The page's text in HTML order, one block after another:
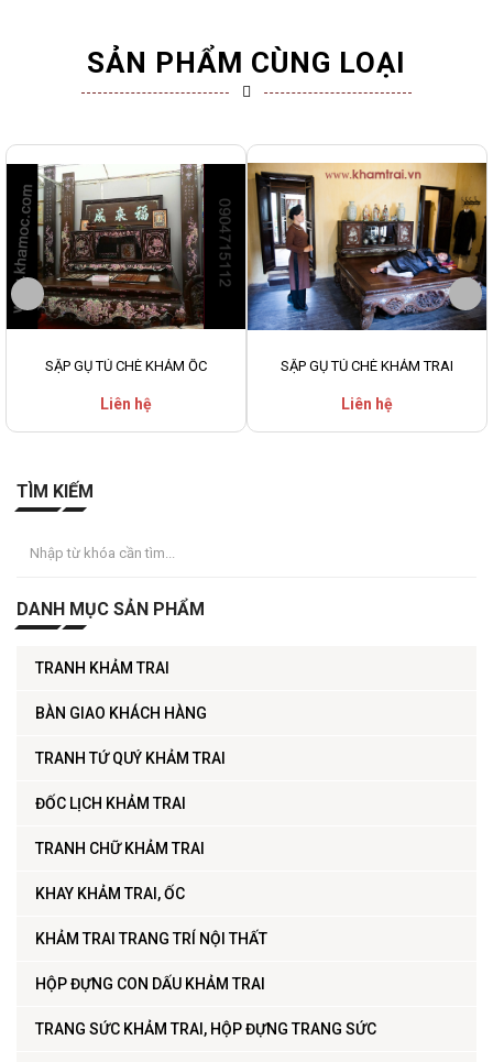
SẢN PHẨM CÙNG LOẠI
SẬP GỤ TỦ CHÈ KHẢM ỐC
Liên hệ
SẬP GỤ TỦ CHÈ KHẢM TRAI
Liên hệ
TÌM KIẾM
DANH MỤC SẢN PHẨM
TRANH KHẢM TRAI
BÀN GIAO KHÁCH HÀNG
TRANH TỨ QUÝ KHẢM TRAI
ĐỐC LỊCH KHẢM TRAI
TRANH CHỮ KHẢM TRAI
KHAY KHẢM TRAI, ỐC
KHẢM TRAI TRANG TRÍ NỘI THẤT
HỘP ĐỰNG CON DẤU KHẢM TRAI
TRANG SỨC KHẢM TRAI, HỘP ĐỰNG TRANG SỨC